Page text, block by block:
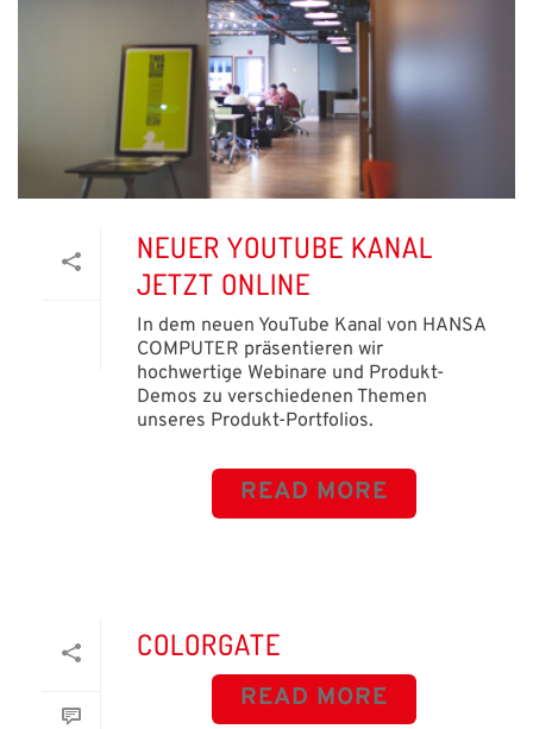
NEUER YOUTUBE KANAL
JETZT ONLINE
In dem neuen YouTube Kanal von HANSA
COMPUTER präsentieren wir
hochwertige Webinare und Produkt-
Demos zu verschiedenen Themen
unseres Produkt-Portfolios.
READ MORE
COLORGATE
READ MORE